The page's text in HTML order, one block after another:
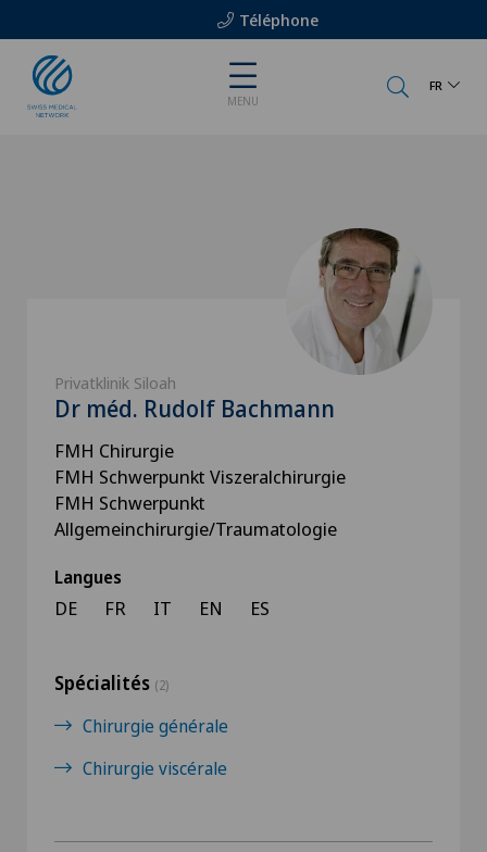
Téléphone
MENU
FR
Privatklinik Siloah
Dr méd. Rudolf Bachmann
FMH Chirurgie
FMH Schwerpunkt Viszeralchirurgie
FMH Schwerpunkt
Allgemeinchirurgie/Traumatologie
Langues
DE FR IT EN ES
Spécialités (2)
Chirurgie générale
Chirurgie viscérale